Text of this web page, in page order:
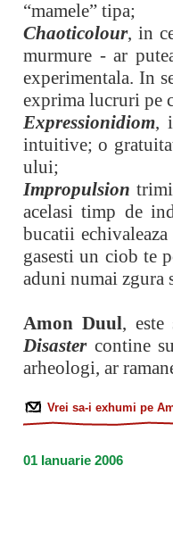
“mamele” tipa;
Chaoticolour, in
murmure - ar
experimentala. In
exprima lucruri pe
Expressionidiom,
intuitive; o
ului;
Impropulsion
acelasi timp de
bucatii
gasesti un ciob te
aduni numai zgura
Amon Duul,
Disaster contine
arheologi, ar
Vrei sa-i exhumi pe
01 Ianuarie 2006